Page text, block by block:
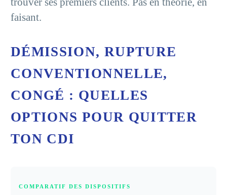
faisant.
DÉMISSION, RUPTURE
CONVENTIONNELLE,
CONGÉ : QUELLES
OPTIONS POUR QUITTER
TON CDI
COMPARATIF DES DISPOSITIFS